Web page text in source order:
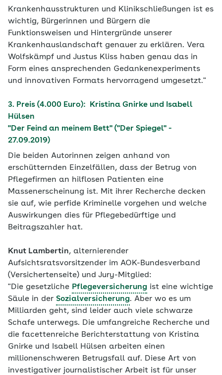
Krankenhausstrukturen und Klinikschließungen ist es
wichtig, Bürgerinnen und Bürgern die
Funktionsweisen und Hintergründe unserer
Krankenhauslandschaft genauer zu erklären. Vera
Wolfskämpf und Justus Kliss haben genau das in
Form eines ansprechenden Gedankenexperiments
und innovativen Formats hervorragend umgesetzt."
3. Preis (4.000 Euro): Kristina Gnirke und Isabell
Hülsen
"Der Feind an meinem Bett" ("Der Spiegel" -
27.09.2019)
Die beiden Autorinnen zeigen anhand von
erschütternden Einzelfällen, dass der Betrug von
Pflegefirmen an hilflosen Patienten eine
Massenerscheinung ist. Mit ihrer Recherche decken
sie auf, wie perfide Kriminelle vorgehen und welche
Auswirkungen dies für Pflegebedürftige und
Beitragszahler hat.
Knut Lambertin, alternierender
Aufsichtsratsvorsitzender im AOK-Bundesverband
(Versichertenseite) und Jury-Mitglied:
"Die gesetzliche Pflegeversicherung ist eine wichtige
Säule in der Sozialversicherung. Aber wo es um
Milliarden geht, sind leider auch viele schwarze
Schafe unterwegs. Die umfangreiche Recherche und
die facettenreiche Berichterstattung von Kristina
Gnirke und Isabell Hülsen arbeiten einen
millionenschweren Betrugsfall auf. Diese Art von
investigativer journalistischer Arbeit ist für unser